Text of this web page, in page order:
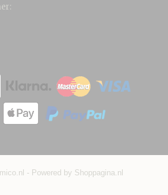
- Powered by Shoppagina.nl